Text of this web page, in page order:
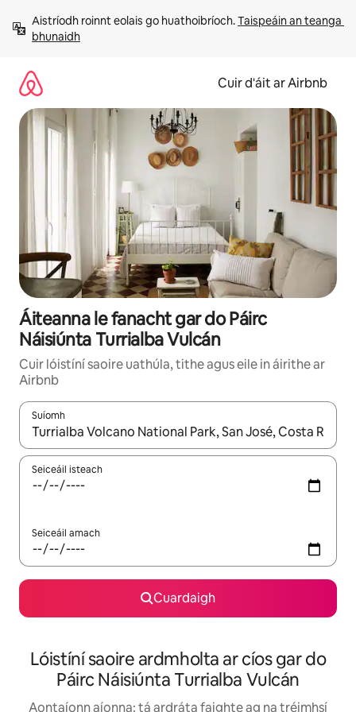
chuig
ábhar
Aistríodh roinnt eolais go huathoibríoch. Taispeáin an teanga
bhunaidh
Cuir d'áit ar Airbnb
Áiteanna le fanacht gar do Páirc
Náisiúnta Turrialba Vulcán
Cuir lóistíní saoire uathúla, tithe agus eile in áirithe ar
Airbnb
Suíomh
Nuair a bheidh torthaí ar fáil, déan nascleanúint le
Seiceáil isteach
Seiceáil amach
Cuardaigh
Lóistíní saoire ardmholta ar cíos gar do
Páirc Náisiúnta Turrialba Vulcán
Aontaíonn aíonna: tá ardráta faighte ag na tréimhsí